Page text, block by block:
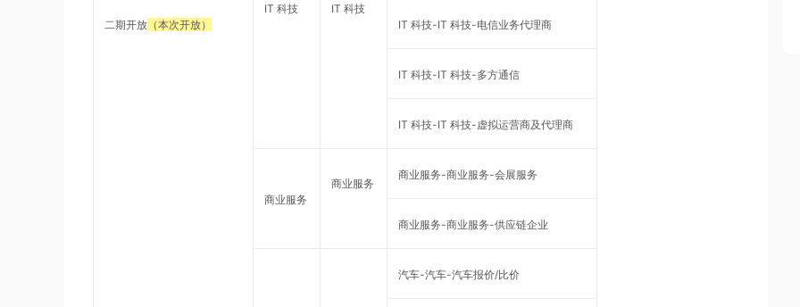
二期开放 （本次开放）
IT 科技 IT 科技
IT 科技-IT 科技-电信业务代理商
IT 科技-IT 科技-多方通信
IT 科技-IT 科技-虚拟运营商及代理商
商业服务
商业服务
商业服务-商业服务-会展服务
商业服务-商业服务-供应链企业
汽车-汽车-汽车报价/比价